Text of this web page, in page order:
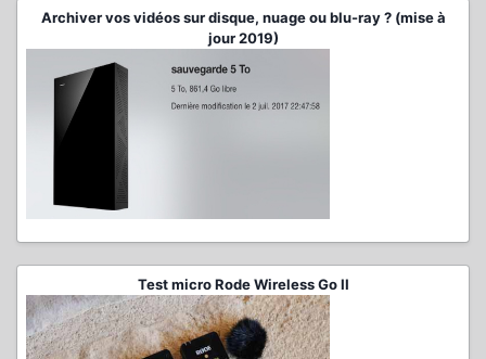
Archiver vos vidéos sur disque, nuage ou blu-ray ? (mise à
jour 2019)
Test micro Rode Wireless Go II